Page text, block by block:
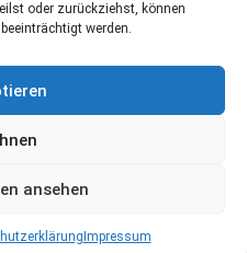
oder zurückziehst, können
werden.
ansehen
Impressum